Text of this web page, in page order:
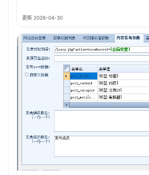
更新 2026-04-30